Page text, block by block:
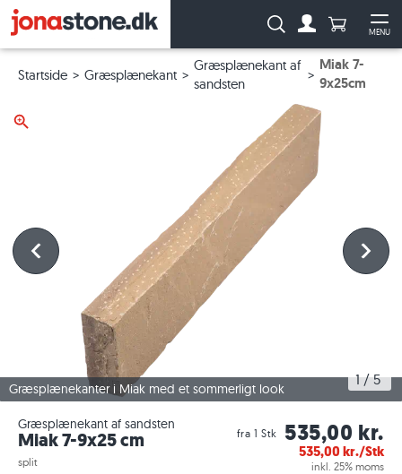
MENU
Søg: Antal
Startside Græsplænekant
Græsplænekant af
sandsten
Miak 7-
9x25cm
Græsplænekanter i Miak med et sommerligt look
1 / 5
Græsplænekant af sandsten
Miak 7-9x25 cm
split
fra 1 Stk 535,00 kr.
535,00kr./Stk
inkl. 25% moms